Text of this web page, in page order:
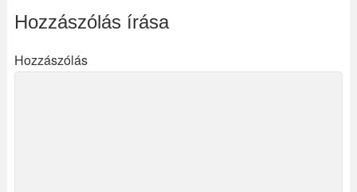
Hozzászólás írása
Hozzászólás